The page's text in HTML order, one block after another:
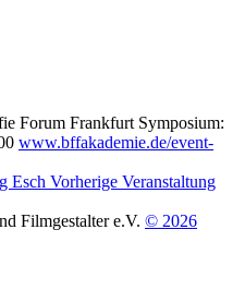
Forum Frankfurt Symposium:
www.bffakademie.de/event-
Esch Vorherige Veranstaltung
Filmgestalter e.V. © 2026